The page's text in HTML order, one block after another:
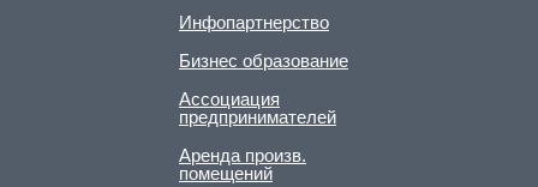
Инфопартнерство
Бизнес образование
Ассоциация
предпринимателей
Аренда произв.
помещений